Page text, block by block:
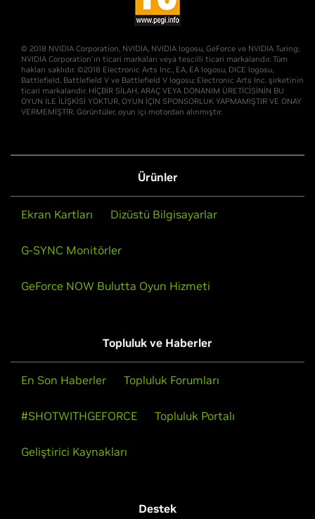
© 2018 NVIDIA Corporation, NVIDIA, NVIDIA logosu, GeForce ve NVIDIA Turing;
NVIDIA Corporation'ın ticari markaları veya tescilli ticari markalarıdır. Tüm
hakları saklıdır. ©2018 Electronic Arts Inc., EA, EA logosu, DICE logosu,
Battlefield, Battlefield V ve Battlefield V logosu; Electronic Arts Inc. şirketinin
ticari markalarıdır. HİÇBİR SİLAH, ARAÇ VEYA DONANIM ÜRETİCİSİNİN BU
OYUN İLE İLİŞKİSİ YOKTUR, OYUN İÇİN SPONSORLUK YAPMAMIŞTIR VE ONAY
VERMEMİŞTİR. Görüntüler, oyun içi motordan alınmıştır.
Ürünler
Ekran Kartları Dizüstü Bilgisayarlar
G-SYNC Monitörler
GeForce NOW Bulutta Oyun Hizmeti
Topluluk ve Haberler
En Son Haberler Topluluk Forumları
#SHOTWITHGEFORCE Topluluk Portalı
Geliştirici Kaynakları
Destek